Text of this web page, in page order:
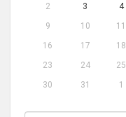
2
3 4
9
10 11
16
17 18
23
24 25
30
31 1